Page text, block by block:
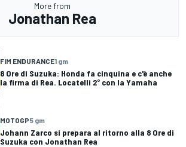
More from
Jonathan Rea
FIM ENDURANCE1 gm
8 Ore di Suzuka: Honda fa cinquina e c'è anche
la firma di Rea. Locatelli 2° con la Yamaha
MOTOGP5 gm
Johann Zarco si prepara al ritorno alla 8 Ore di
Suzuka con Jonathan Rea